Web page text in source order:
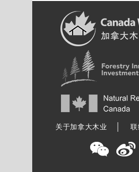
关于加拿大木业